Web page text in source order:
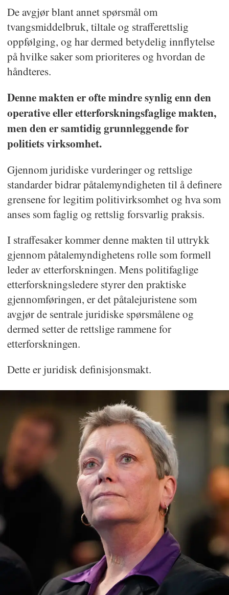
De avgjør blant annet spørsmål om
tvangsmiddelbruk, tiltale og strafferettslig
oppfølging, og har dermed betydelig innflytelse
på hvilke saker som prioriteres og hvordan de
håndteres.
Denne makten er ofte mindre synlig enn den
operative eller etterforskningsfaglige makten,
men den er samtidig grunnleggende for
politiets virksomhet.
Gjennom juridiske vurderinger og rettslige
standarder bidrar påtalemyndigheten til å definere
grensene for legitim politivirksomhet og hva som
anses som faglig og rettslig forsvarlig praksis.
I straffesaker kommer denne makten til uttrykk
gjennom påtalemyndighetens rolle som formell
leder av etterforskningen. Mens politifaglige
etterforskningsledere styrer den praktiske
gjennomføringen, er det påtalejuristene som
avgjør de sentrale juridiske spørsmålene og
dermed setter de rettslige rammene for
etterforskningen.
Dette er juridisk definisjonsmakt.